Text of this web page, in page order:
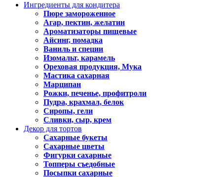
Ингредиенты для кондитера
Пюре замороженное
Агар, пектин, желатин
Ароматизаторы пищевые
Айсинг, помадка
Ваниль и специи
Изомальт, карамель
Ореховая продукция, Мука
Мастика сахарная
Марципан
Рожки, печенье, профитроли
Пудра, крахмал, белок
Сиропы, гели
Сливки, сыр, крем
Декор для тортов
Сахарные букеты
Сахарные цветы
Фигурки сахарные
Топперы съедобные
Посыпки сахарные